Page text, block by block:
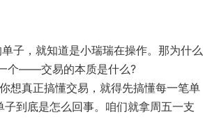
子，就知道是小瑞瑞在操作。那为什么
个——交易的本质是什么?
想真正搞懂交易，就得先搞懂每一笔单
到底是怎么回事。咱们就拿周五一支